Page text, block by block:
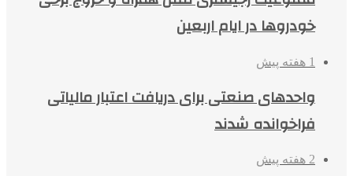
خودروها در ایام اربعین
1 هفته پیش
واحدهای صنعتی برای دریافت اعتبار مالیاتی
فراخوانده شدند
2 هفته پیش